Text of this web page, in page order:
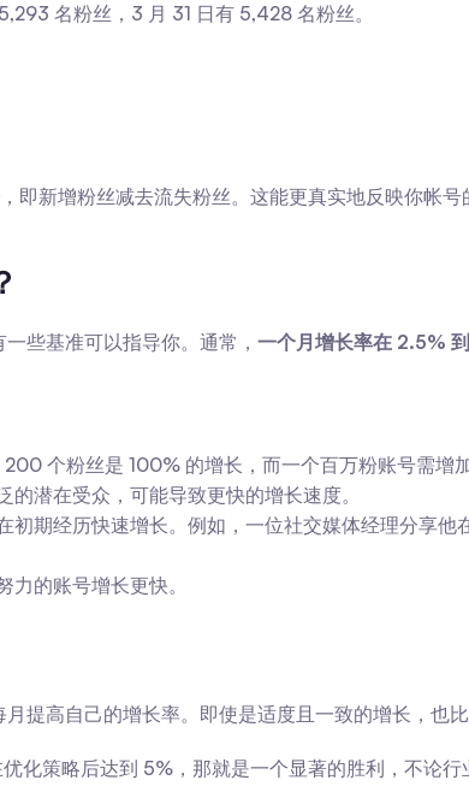
名粉丝，3 月 31 日有 5,428 名粉丝。
，即新增粉丝减去流失粉丝。这能更真实地反映你帐
些基准可以指导你。通常， 一个月增长率在 2.5%
个粉丝是 100% 的增长，而一个百万粉账号需增
潜在受众，可能导致更快的增长速度。
初期经历快速增长。例如，一位社交媒体经理分享
的账号增长更快。
提高自己的增长率。即使是适度且一致的增长，也
化策略后达到 5%，那就是一个显著的胜利，不论行